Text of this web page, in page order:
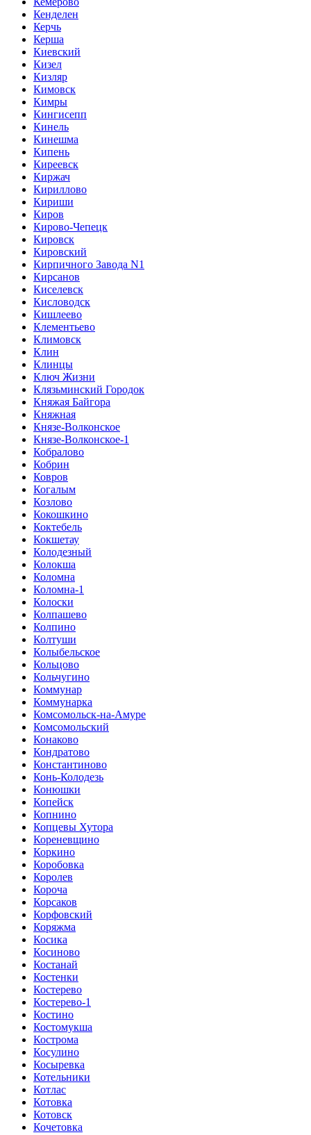
Кенделен
Керчь
Керша
Киевский
Кизел
Кизляр
Кимовск
Кимры
Кингисепп
Кинель
Кинешма
Кипень
Киреевск
Киржач
Кириллово
Кириши
Киров
Кирово-Чепецк
Кировск
Кировский
Кирпичного Завода N1
Кирсанов
Киселевск
Кисловодск
Кишлеево
Клементьево
Климовск
Клин
Клинцы
Ключ Жизни
Клязьминский Городок
Княжая Байгора
Княжная
Князе-Волконское
Князе-Волконское-1
Кобралово
Кобрин
Ковров
Когалым
Козлово
Кокошкино
Коктебель
Кокшетау
Колодезный
Колокша
Коломна
Коломна-1
Колоски
Колпашево
Колпино
Колтуши
Колыбельское
Кольцово
Кольчугино
Коммунар
Коммунарка
Комсомольск-на-Амуре
Комсомольский
Конаково
Кондратово
Константиново
Конь-Колодезь
Конюшки
Копейск
Копнино
Копцевы Хутора
Кореневщино
Коркино
Коробовка
Королев
Короча
Корсаков
Корфовский
Коряжма
Косика
Косиново
Костанай
Костенки
Костерево
Костерево-1
Костино
Костомукша
Кострома
Косулино
Косыревка
Котельники
Котлас
Котовка
Котовск
Кочетовка